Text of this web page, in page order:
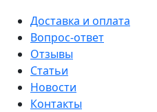
Доставка и оплата
Вопрос-ответ
Отзывы
Статьи
Новости
Контакты